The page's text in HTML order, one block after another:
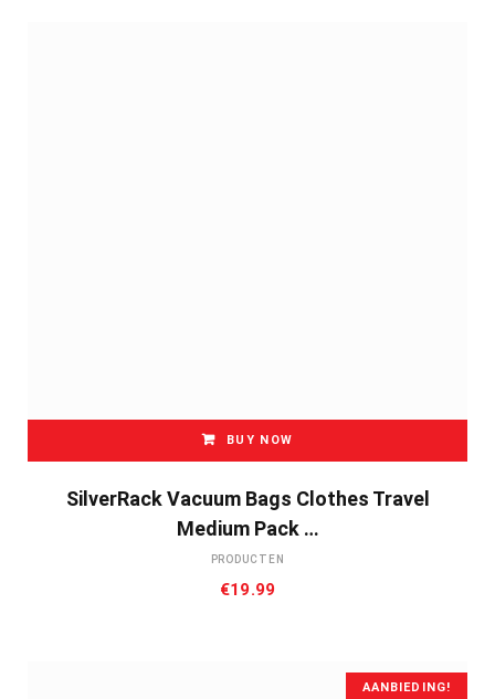
BUY NOW
SilverRack Vacuum Bags Clothes Travel
Medium Pack …
PRODUCTEN
€19.99
AANBIEDING!